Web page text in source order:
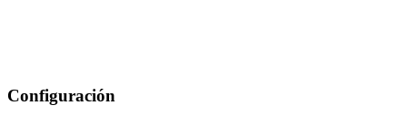
Configuración